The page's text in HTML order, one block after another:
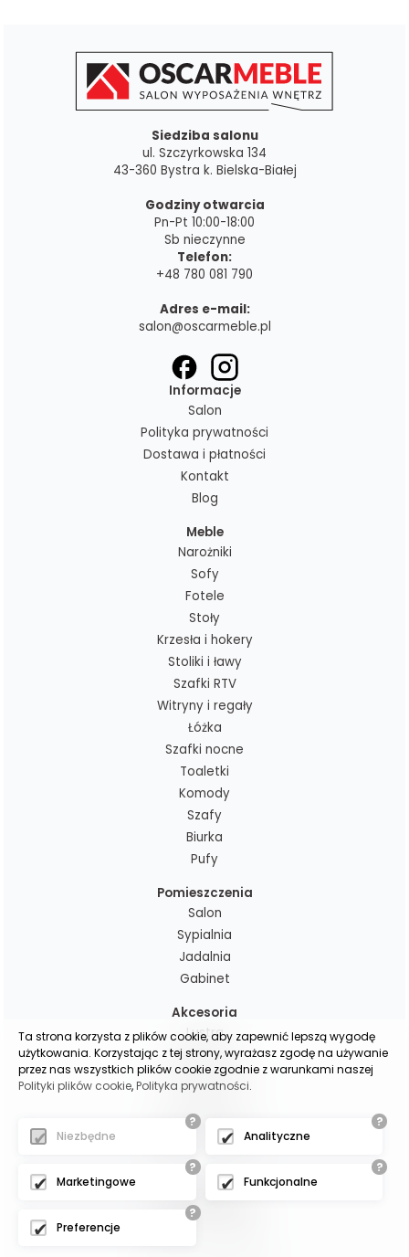
Siedziba salonu
ul. Szczyrkowska 134
43-360 Bystra k. Bielska-Białej
Godziny otwarcia
Pn-Pt 10:00-18:00
Sb nieczynne
Telefon:
+48 780 081 790
Adres e-mail:
salon@oscarmeble.pl
Informacje
Salon
Polityka prywatności
Dostawa i płatności
Kontakt
Blog
Meble
Narożniki
Sofy
Fotele
Stoły
Krzesła i hokery
Stoliki i ławy
Szafki RTV
Witryny i regały
Łóżka
Szafki nocne
Toaletki
Komody
Szafy
Biurka
Pufy
Pomieszczenia
Salon
Sypialnia
Jadalnia
Gabinet
Akcesoria
Lustra
Dekoracje
Poduchy i pledy
Lampy
Zasłony gotowe
Zasłony na wymiar
(c)2025 -
oscarmeble.pl
Ta strona korzysta z plików cookie, aby zapewnić lepszą wygodę
użytkowania. Korzystając z tej strony, wyrażasz zgodę na używanie
przez nas wszystkich plików cookie zgodnie z warunkami naszej
Polityki plików cookie,Polityka prywatności.
?
Niezbędne
?
Analityczne
?
Marketingowe
?
Funkcjonalne
?
Preferencje